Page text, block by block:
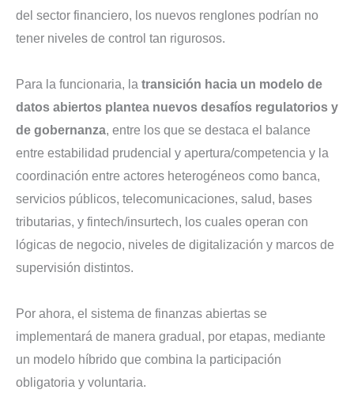
del sector financiero, los nuevos renglones podrían no
tener niveles de control tan rigurosos.
Para la funcionaria, la transición hacia un modelo de
datos abiertos plantea nuevos desafíos regulatorios y
de gobernanza, entre los que se destaca el balance
entre estabilidad prudencial y apertura/competencia y la
coordinación entre actores heterogéneos como banca,
servicios públicos, telecomunicaciones, salud, bases
tributarias, y fintech/insurtech, los cuales operan con
lógicas de negocio, niveles de digitalización y marcos de
supervisión distintos.
Por ahora, el sistema de finanzas abiertas se
implementará de manera gradual, por etapas, mediante
un modelo híbrido que combina la participación
obligatoria y voluntaria.